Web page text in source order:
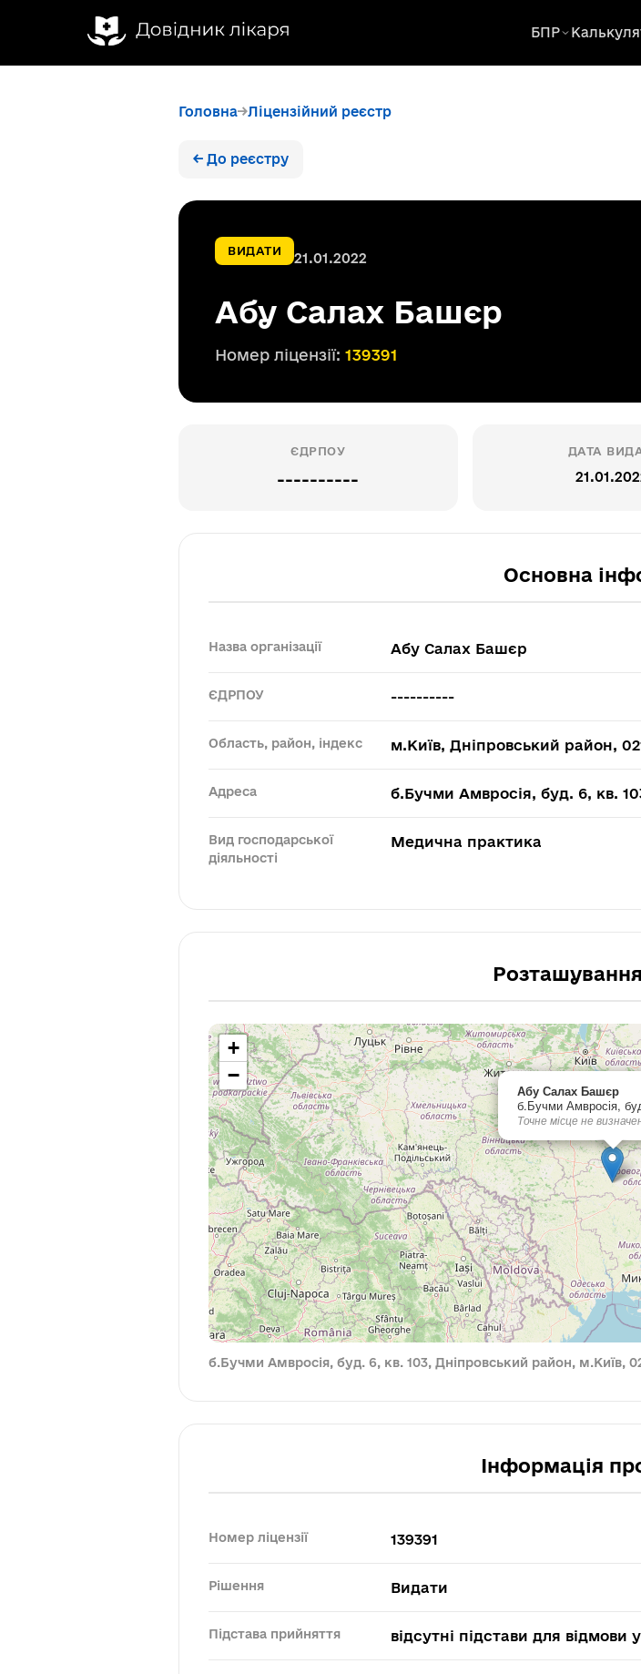
БПР
Головна Ліцензійний реєстр
← До реєстру
ВИДАТИ 21.01.2022
Абу Салах Башєр
Номер ліцензії: 139391
ЄДРПОУ
----------
ДАТА
Основна
Назва організації Абу Салах Башєр
ЄДРПОУ ----------
Область, район, індекс м.Київ, Дніпровський район,
Адреса б.Бучми Амвросія, буд. 6, кв.
Вид господарської
діяльності
Медична практика
Абу Салах Башєр
б.Бучми Амвросія,
Точне місце не
+
−
б.Бучми Амвросія, буд. 6, кв. 103, Дніпровський район, м.Київ,
Інформація
Номер ліцензії 139391
Рішення Видати
Підстава прийняття відсутні підстави для відмови